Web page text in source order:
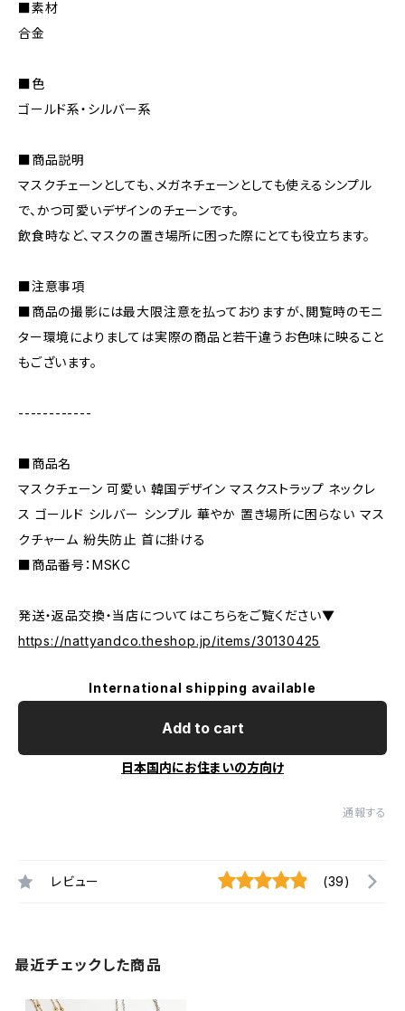
■素材
合金
■色
ゴールド系・シルバー系
■商品説明
マスクチェーンとしても、メガネチェーンとしても使えるシンプル
で、かつ可愛いデザインのチェーンです。
飲食時など、マスクの置き場所に困った際にとても役立ちます。
■注意事項
■商品の撮影には最大限注意を払っておりますが、閲覧時のモニ
ター環境によりましては実際の商品と若干違うお色味に映ること
もございます。
------------
■商品名
マスクチェーン 可愛い 韓国デザイン マスクストラップ ネックレ
ス ゴールド シルバー シンプル 華やか 置き場所に困らない マス
クチャーム 紛失防止 首に掛ける
■商品番号：MSKC
発送・返品交換・当店についてはこちらをご覧ください▼
https://nattyandco.theshop.jp/items/30130425
International shipping available
Add to cart
日本国内にお住まいの方向け
通報する
レビュー (39)
最近チェックした商品